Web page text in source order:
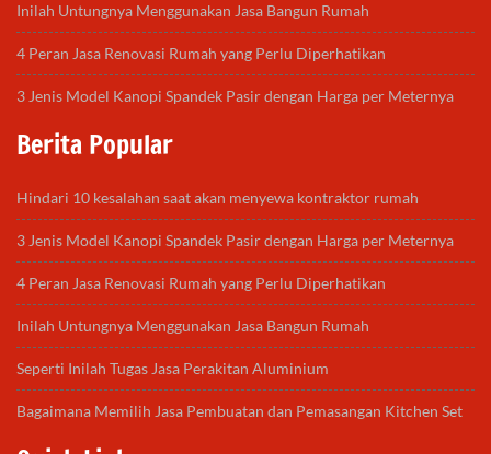
Inilah Untungnya Menggunakan Jasa Bangun Rumah
4 Peran Jasa Renovasi Rumah yang Perlu Diperhatikan
3 Jenis Model Kanopi Spandek Pasir dengan Harga per Meternya
Berita Popular
Hindari 10 kesalahan saat akan menyewa kontraktor rumah
3 Jenis Model Kanopi Spandek Pasir dengan Harga per Meternya
4 Peran Jasa Renovasi Rumah yang Perlu Diperhatikan
Inilah Untungnya Menggunakan Jasa Bangun Rumah
Seperti Inilah Tugas Jasa Perakitan Aluminium
Bagaimana Memilih Jasa Pembuatan dan Pemasangan Kitchen Set